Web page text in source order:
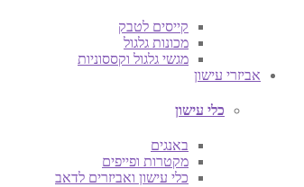
קייסים לטבק
מכונות גלגול
מגשי גלגול וקססוניות
אביזרי עישון
כלי עישון
באנגים
מקטרות ופייפים
כלי עישון ואביזרים לדאב